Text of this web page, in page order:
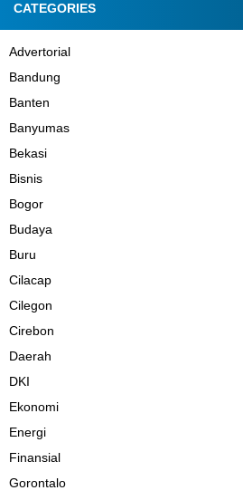
CATEGORIES
Advertorial
Bandung
Banten
Banyumas
Bekasi
Bisnis
Bogor
Budaya
Buru
Cilacap
Cilegon
Cirebon
Daerah
DKI
Ekonomi
Energi
Finansial
Gorontalo